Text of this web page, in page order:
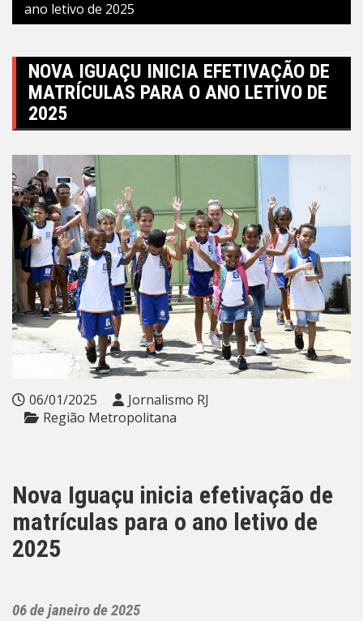
ano letivo de 2025
NOVA IGUAÇU INICIA EFETIVAÇÃO DE
MATRÍCULAS PARA O ANO LETIVO DE
2025
06/01/2025
Jornalismo RJ
Região Metropolitana
Nova Iguaçu inicia efetivação de
matrículas para o ano letivo de
2025
06 de janeiro de 2025